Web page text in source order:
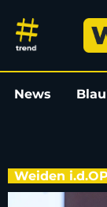
🎙
News
Weiden